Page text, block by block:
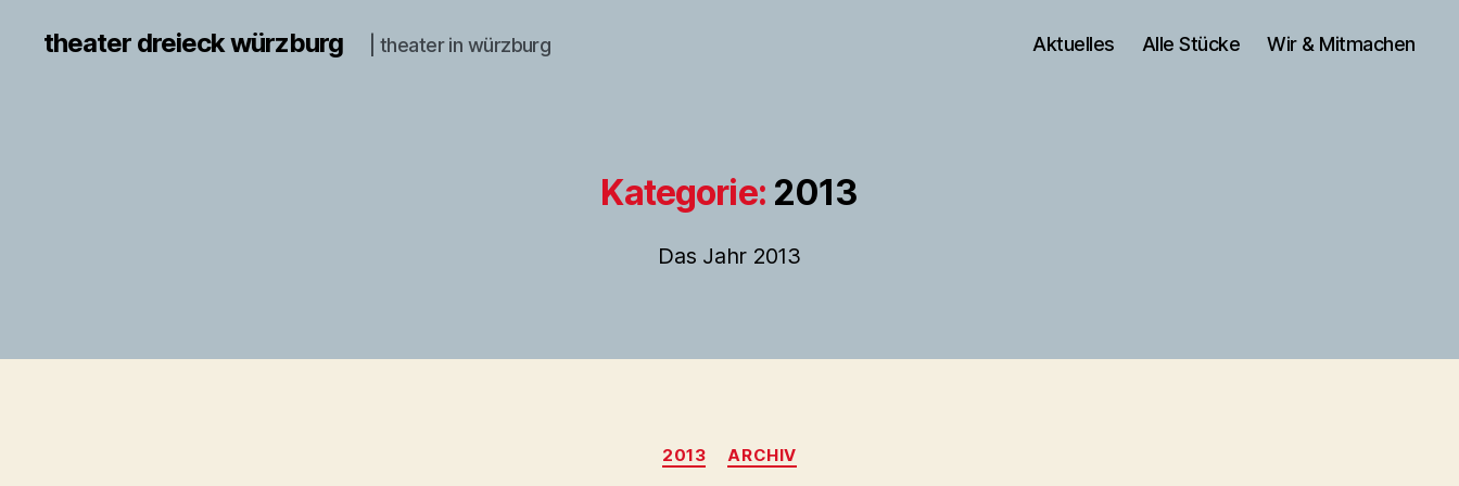
theater dreieck würzburg | theater in würzburg Aktuelles Alle Stücke Wir & Mitmachen
Kategorie: 2013
Das Jahr 2013
Kategorien
2013 ARCHIV